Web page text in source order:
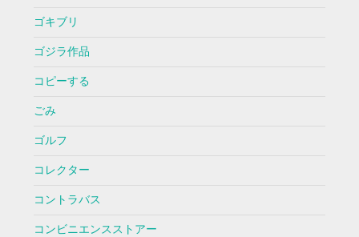
ゴキブリ
ゴジラ作品
コピーする
ごみ
ゴルフ
コレクター
コントラバス
コンビニエンスストアー